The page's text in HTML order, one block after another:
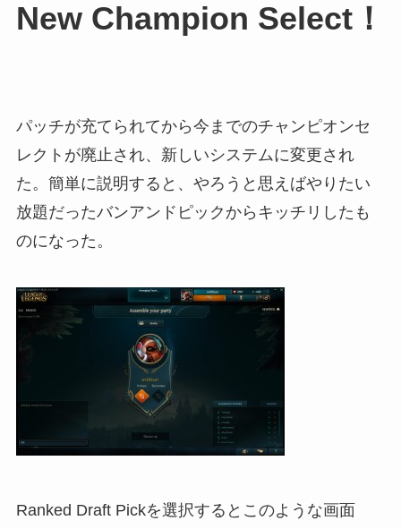
New Champion Select！
パッチが充てられてから今までのチャンピオンセ
レクトが廃止され、新しいシステムに変更され
た。簡単に説明すると、やろうと思えばやりたい
放題だったバンアンドピックからキッチリしたも
のになった。
Ranked Draft Pickを選択するとこのような画面